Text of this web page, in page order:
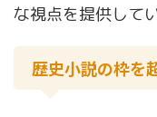
な視点を提供して
歴史小説の枠を